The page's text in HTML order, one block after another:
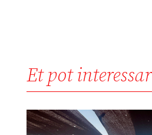
Et pot interessar